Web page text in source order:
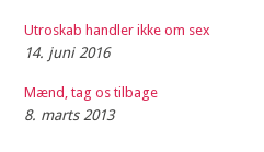
Utroskab handler ikke om sex
14. juni 2016
Mænd, tag os tilbage
8. marts 2013